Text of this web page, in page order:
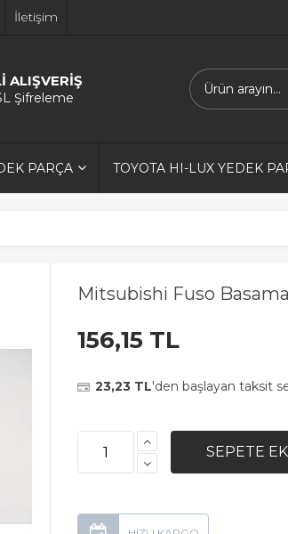
İletişim
ALIŞVERİŞ
Şifreleme
PARÇA TOYOTA HI-LUX YEDEK
Mitsubishi Fuso
156,15 TL
23,23 TL'den başlayan taksit